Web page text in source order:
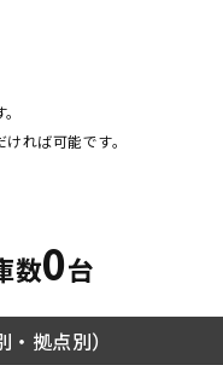
れば可能です。
数0台
拠点別）